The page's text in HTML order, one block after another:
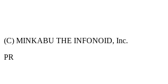
(C) MINKABU THE INFONOID, Inc.
PR